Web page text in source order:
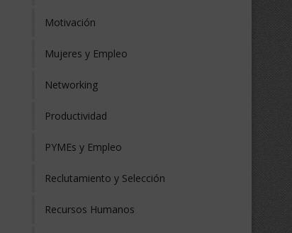
Motivación
Mujeres y Empleo
Networking
Productividad
PYMEs y Empleo
Reclutamiento y Selección
Recursos Humanos